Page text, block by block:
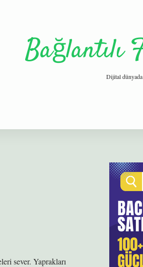
Bağlantılı
Dijital
sever. Yaprakları